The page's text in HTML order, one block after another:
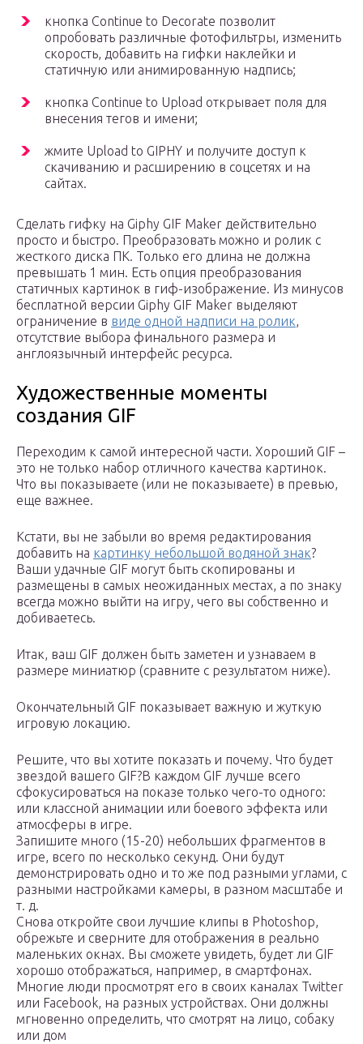
кнопка Continue to Decorate позволит
опробовать различные фотофильтры, изменить
скорость, добавить на гифки наклейки и
статичную или анимированную надпись;
кнопка Continue to Upload открывает поля для
внесения тегов и имени;
жмите Upload to GIPHY и получите доступ к
скачиванию и расширению в соцсетях и на
сайтах.
Сделать гифку на Giphy GIF Maker действительно
просто и быстро. Преобразовать можно и ролик с
жесткого диска ПК. Только его длина не должна
превышать 1 мин. Есть опция преобразования
статичных картинок в гиф-изображение. Из минусов
бесплатной версии Giphy GIF Maker выделяют
ограничение в виде одной надписи на ролик,
отсутствие выбора финального размера и
англоязычный интерфейс ресурса.
Художественные моменты
создания GIF
Переходим к самой интересной части. Хороший GIF –
это не только набор отличного качества картинок.
Что вы показываете (или не показываете) в превью,
еще важнее.
Кстати, вы не забыли во время редактирования
добавить на картинку небольшой водяной знак?
Ваши удачные GIF могут быть скопированы и
размещены в самых неожиданных местах, а по знаку
всегда можно выйти на игру, чего вы собственно и
добиваетесь.
Итак, ваш GIF должен быть заметен и узнаваем в
размере миниатюр (сравните с результатом ниже).
Окончательный GIF показывает важную и жуткую
игровую локацию.
Решите, что вы хотите показать и почему. Что будет
звездой вашего GIF?В каждом GIF лучше всего
сфокусироваться на показе только чего-то одного:
или классной анимации или боевого эффекта или
атмосферы в игре.
Запишите много (15-20) небольших фрагментов в
игре, всего по несколько секунд. Они будут
демонстрировать одно и то же под разными углами, с
разными настройками камеры, в разном масштабе и
т. д.
Снова откройте свои лучшие клипы в Photoshop,
обрежьте и сверните для отображения в реально
маленьких окнах. Вы сможете увидеть, будет ли GIF
хорошо отображаться, например, в смартфонах.
Многие люди просмотрят его в своих каналах Twitter
или Facebook, на разных устройствах. Они должны
мгновенно определить, что смотрят на лицо, собаку
или дом